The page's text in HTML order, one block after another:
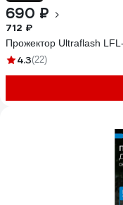
690 ₽
712 ₽
Прожектор Ultraflash
4.3(22)